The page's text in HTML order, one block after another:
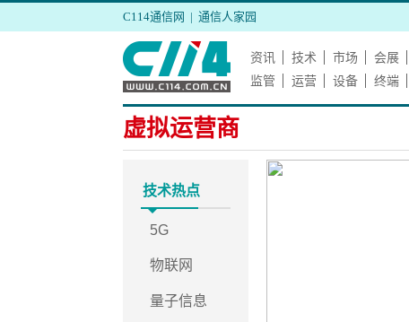
C114通信网 | 通信人家园
资讯 技术 市场 会展
监管
运营 设备 终端
虚拟运营商
技术热点
5G
物联网
量子信息